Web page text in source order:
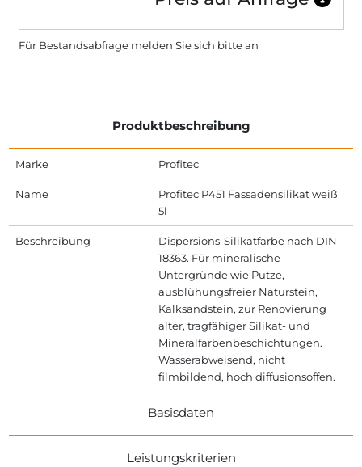
Für Bestandsabfrage melden Sie sich bittean
Produktbeschreibung
Marke Profitec
Name
Profitec P451 Fassadensilikat weiß
5l
Beschreibung
Dispersions-Silikatfarbe nach DIN
18363. Für mineralische
Untergründe wie Putze,
ausblühungsfreier Naturstein,
Kalksandstein, zur Renovierung
alter, tragfähiger Silikat- und
Mineralfarbenbeschichtungen.
Wasserabweisend, nicht
filmbildend, hoch diffusionsoffen.
Basisdaten
Leistungskriterien